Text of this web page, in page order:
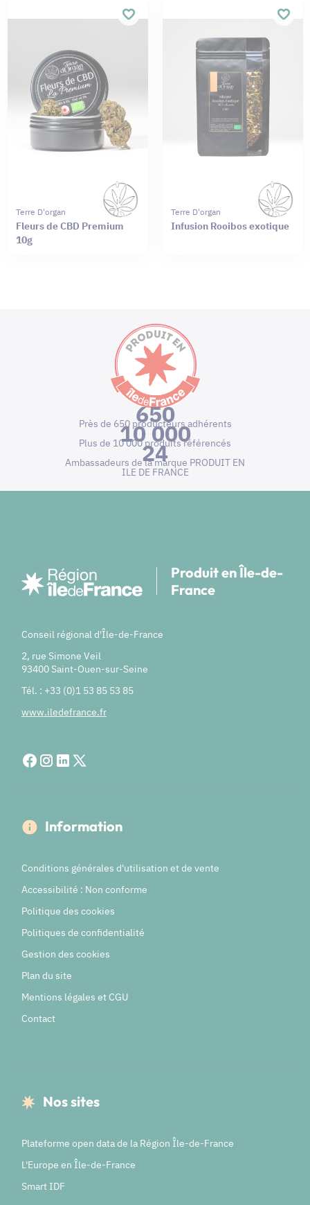
Terre D'organ
Fleurs de CBD Premium
10g
Terre D'organ
Infusion Rooibos exotique
650
Près de 650 producteurs adhérents
10 000
Plus de 10 000 produits référencés
24
Ambassadeurs de la marque PRODUIT EN
ILE DE FRANCE
Produit en Île-de-
France
Conseil régional d'Île-de-France
2, rue Simone Veil
93400 Saint-Ouen-sur-Seine
Tél. : +33 (0)1 53 85 53 85
www.iledefrance.fr
Information
Conditions générales d'utilisation et de vente
Accessibilité : Non conforme
Politique des cookies
Politiques de confidentialité
Gestion des cookies
Plan du site
Mentions légales et CGU
Contact
Nos sites
Plateforme open data de la Région Île-de-France
L'Europe en Île-de-France
Smart IDF